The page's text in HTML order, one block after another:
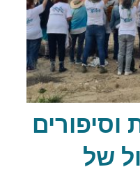
וסיפורים
של